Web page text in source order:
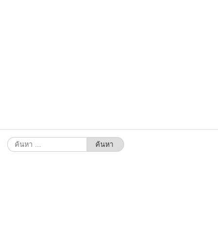
ค้นหา
สำหรับ: